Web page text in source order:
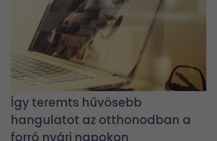
Így teremts hűvösebb
hangulatot az otthonodban a
forró nyári napokon